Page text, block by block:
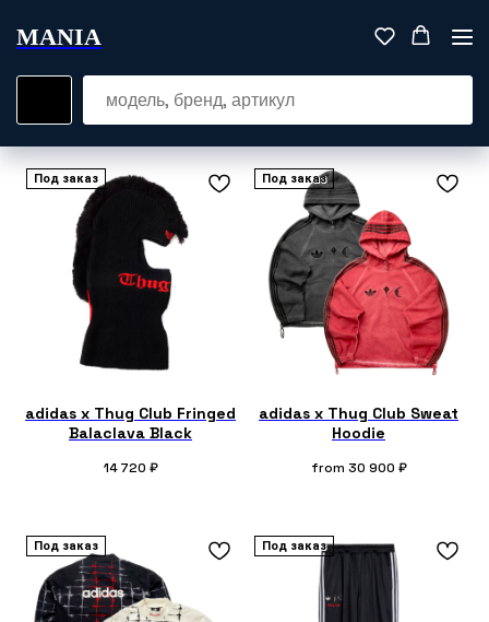
MANIA
Под заказ
adidas x Thug Club Fringed
Balaclava Black
14 720 ₽
Под заказ
adidas x Thug Club Sweat
Hoodie
from 30 900 ₽
Под заказ Под заказ